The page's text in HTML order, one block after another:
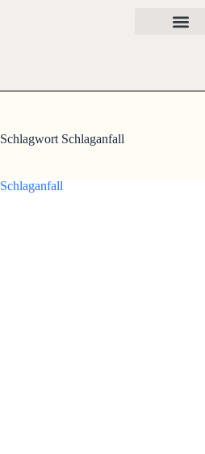
Schlagwort Schlaganfall
Schlaganfall